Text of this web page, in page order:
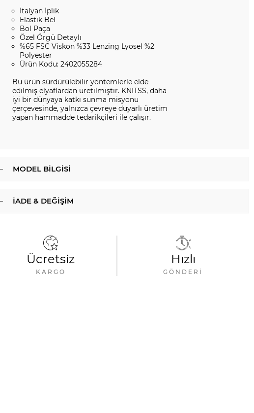
İtalyan İplik
Elastik Bel
Bol Paça
Özel Örgü Detaylı
%65 FSC Viskon %33 Lenzing Lyosel %2
Polyester
Ürün Kodu: 2402055284
Bu ürün sürdürülebilir yöntemlerle elde
edilmiş elyaflardan üretilmiştir. KNITSS, daha
iyi bir dünyaya katkı sunma misyonu
çerçevesinde, yalnızca çevreye duyarlı üretim
yapan hammadde tedarikçileri ile çalışır.
MODEL BILGISI
İADE & DEĞIŞIM
Ücretsiz
KARGO
Hızlı
GÖNDERI